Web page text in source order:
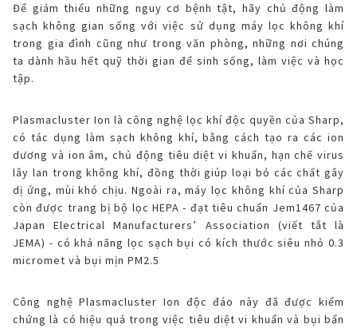
Để giảm thiểu những nguy cơ bệnh tật, hãy chủ động làm
sạch không gian sống với việc sử dụng máy lọc không khí
trong gia đình cũng như trong văn phòng, những nơi chúng
ta dành hầu hết quỹ thời gian để sinh sống, làm việc và học
tập.
Plasmacluster Ion là công nghệ lọc khí độc quyền của Sharp,
có tác dụng làm sạch không khí, bằng cách tạo ra các ion
dương và ion âm, chủ động tiêu diệt vi khuẩn, hạn chế virus
lây lan trong không khí, đồng thời giúp loại bỏ các chất gây
dị ứng, mùi khó chịu. Ngoài ra, máy lọc không khí của Sharp
còn được trang bị bộ lọc HEPA - đạt tiêu chuẩn Jem1467 của
Japan Electrical Manufacturers’ Association (viết tắt là
JEMA) - có khả năng lọc sạch bụi có kích thước siêu nhỏ 0.3
micromet và bụi mịn PM2.5
Công nghệ Plasmacluster Ion độc đáo này đã được kiểm
chứng là có hiệu quả trong việc tiêu diệt vi khuẩn và bụi bẩn